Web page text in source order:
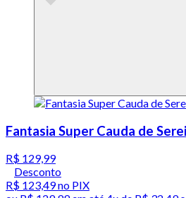
Fantasia Super Cauda de
R$ 129,99
Desconto
R$ 123,49no PIX